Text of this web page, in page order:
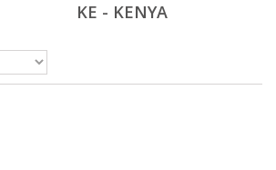
KE - KENYA